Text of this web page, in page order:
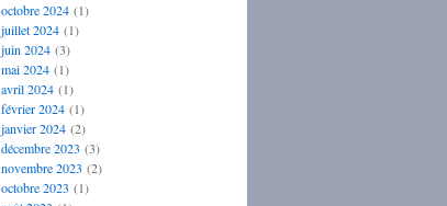
octobre 2024(1)
juillet 2024(1)
juin 2024(3)
mai 2024(1)
avril 2024(1)
février 2024(1)
janvier 2024(2)
décembre 2023 (3)
novembre 2023 (2)
octobre 2023 (1)